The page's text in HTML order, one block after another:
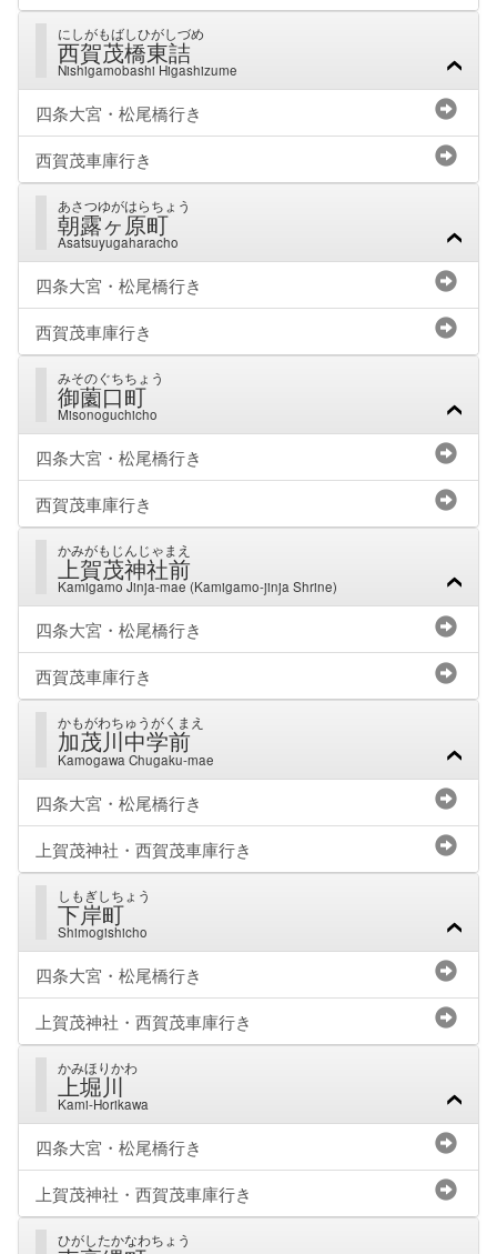
にしがもばしひがしづめ
西賀茂橋東詰
Nishigamobashi Higashizume
四条大宮・松尾橋行き
西賀茂車庫行き
あさつゆがはらちょう
朝露ヶ原町
Asatsuyugaharacho
四条大宮・松尾橋行き
西賀茂車庫行き
みそのぐちちょう
御薗口町
Misonoguchicho
四条大宮・松尾橋行き
西賀茂車庫行き
かみがもじんじゃまえ
上賀茂神社前
Kamigamo Jinja-mae (Kamigamo-jinja Shrine)
四条大宮・松尾橋行き
西賀茂車庫行き
かもがわちゅうがくまえ
加茂川中学前
Kamogawa Chugaku-mae
四条大宮・松尾橋行き
上賀茂神社・西賀茂車庫行き
しもぎしちょう
下岸町
Shimogishicho
四条大宮・松尾橋行き
上賀茂神社・西賀茂車庫行き
かみほりかわ
上堀川
Kami-Horikawa
四条大宮・松尾橋行き
上賀茂神社・西賀茂車庫行き
ひがしたかなわちょう